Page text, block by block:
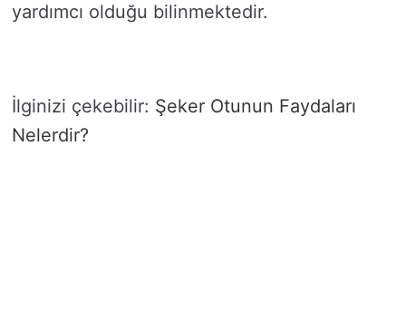
yardımcı olduğu bilinmektedir.
İlginizi çekebilir: Şeker Otunun Faydaları
Nelerdir?